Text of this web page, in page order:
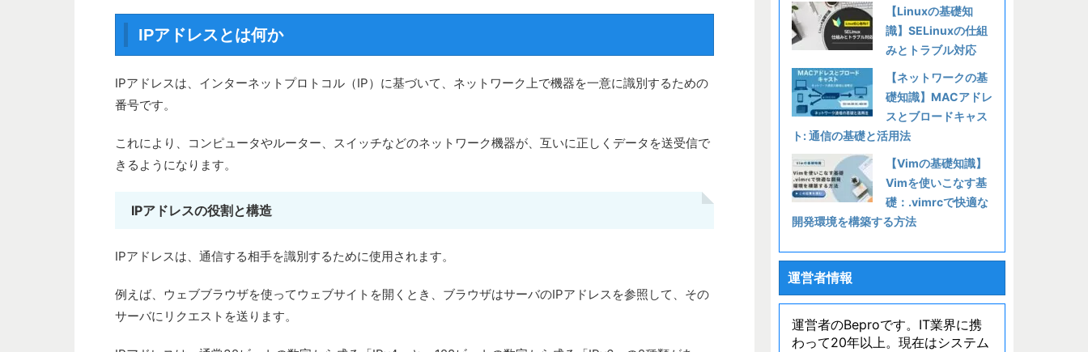
IPアドレスとは何か
IPアドレスは、インターネットプロトコル（IP）に基づいて、ネットワーク上で機器を一意に識別するための
番号です。
これにより、コンピュータやルーター、スイッチなどのネットワーク機器が、互いに正しくデータを送受信で
きるようになります。
IPアドレスの役割と構造
IPアドレスは、通信する相手を識別するために使用されます。
例えば、ウェブブラウザを使ってウェブサイトを開くとき、ブラウザはサーバのIPアドレスを参照して、その
サーバにリクエストを送ります。
【Linuxの基礎知
識】SELinuxの仕組
みとトラブル対応
【ネットワークの基
礎知識】MACアドレ
スとブロードキャス
ト: 通信の基礎と活用法
【Vimの基礎知識】
Vimを使いこなす基
礎：.vimrcで快適な
開発環境を構築する方法
運営者情報
運営者のBeproです。IT業界に携
わって20年以上。現在はシステム